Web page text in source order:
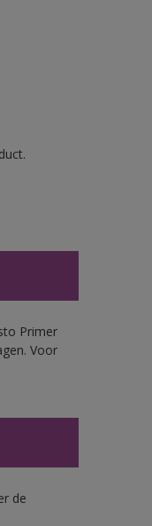
Primer
Voor
de